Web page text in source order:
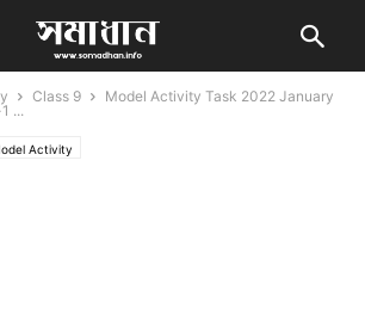
Class 9
Model Activity Task 2022 January
...
Activity